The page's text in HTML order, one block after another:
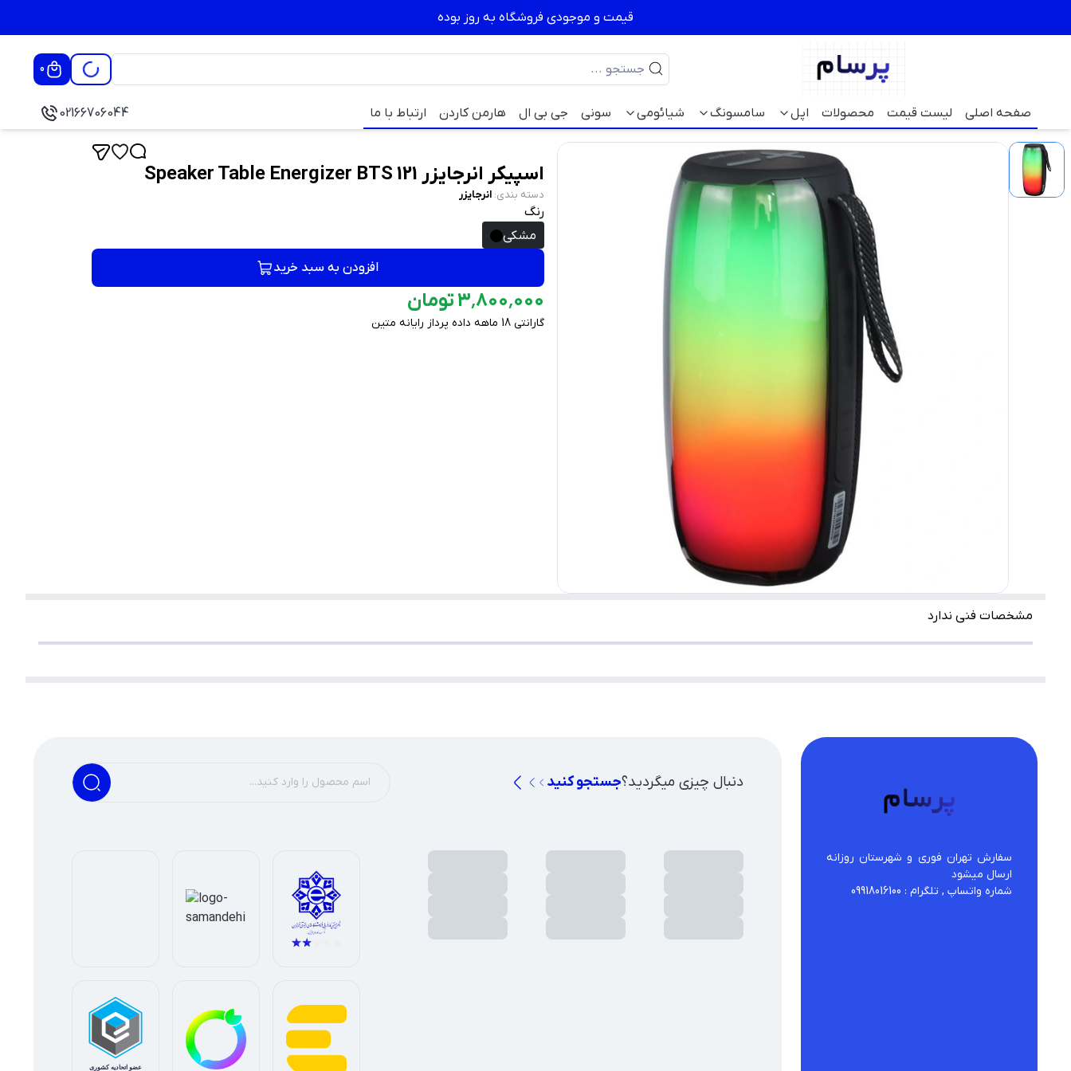
قیمت و موجودی فروشگاه به روز بوده
0
صفحه اصلی لیست قیمت محصولات اپل سامسونگ شیائومی سونی جی بی ال هارمن کاردن ارتباط با ما 02166706044
اسپیکر انرجایزر Speaker Table Energizer BTS 121
دسته بندی: انرجایزر
رنگ
مشکی
افزودن به سبد خرید
۳٬۸۰۰٬۰۰۰ تومان
گارانتی 18 ماهه داده پرداز رایانه متین
مشخصات فنی ندارد
شماره واتساپ , تلگرام : 09918016100
دنبال چیزی میگردید؟جستجو کنید